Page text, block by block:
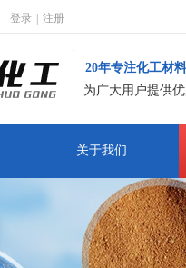
登录 注册
20年专注化工材
为广大用户提供
关于我们